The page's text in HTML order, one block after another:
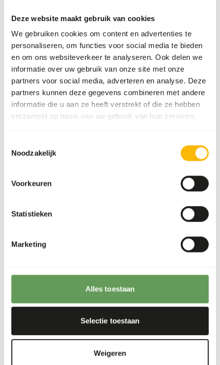
Deze website maakt gebruik van cookies
We gebruiken cookies om content en advertenties te
personaliseren, om functies voor social media te bieden
en om ons websiteverkeer te analyseren. Ook delen we
informatie over uw gebruik van onze site met onze
partners voor social media, adverteren en analyse. Deze
partners kunnen deze gegevens combineren met andere
informatie die u aan ze heeft verstrekt of die ze hebben
verzameld op basis van uw gebruik van hun services.
Noodzakelijk
Voorkeuren
Statistieken
Marketing
Alles toestaan
Selectie toestaan
Weigeren
Over dit product
Meer informatie kunt u vinden op www.kbraw.eu
Eiwit
0,64%
0,38%
Dit product is een rauw diervoeder. Houd daarom de
hygiënevoorschriften in acht, ziewww.feed-raw-right.eu
Ook interessant
-